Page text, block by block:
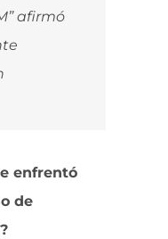
afirmó
enfrentó
de